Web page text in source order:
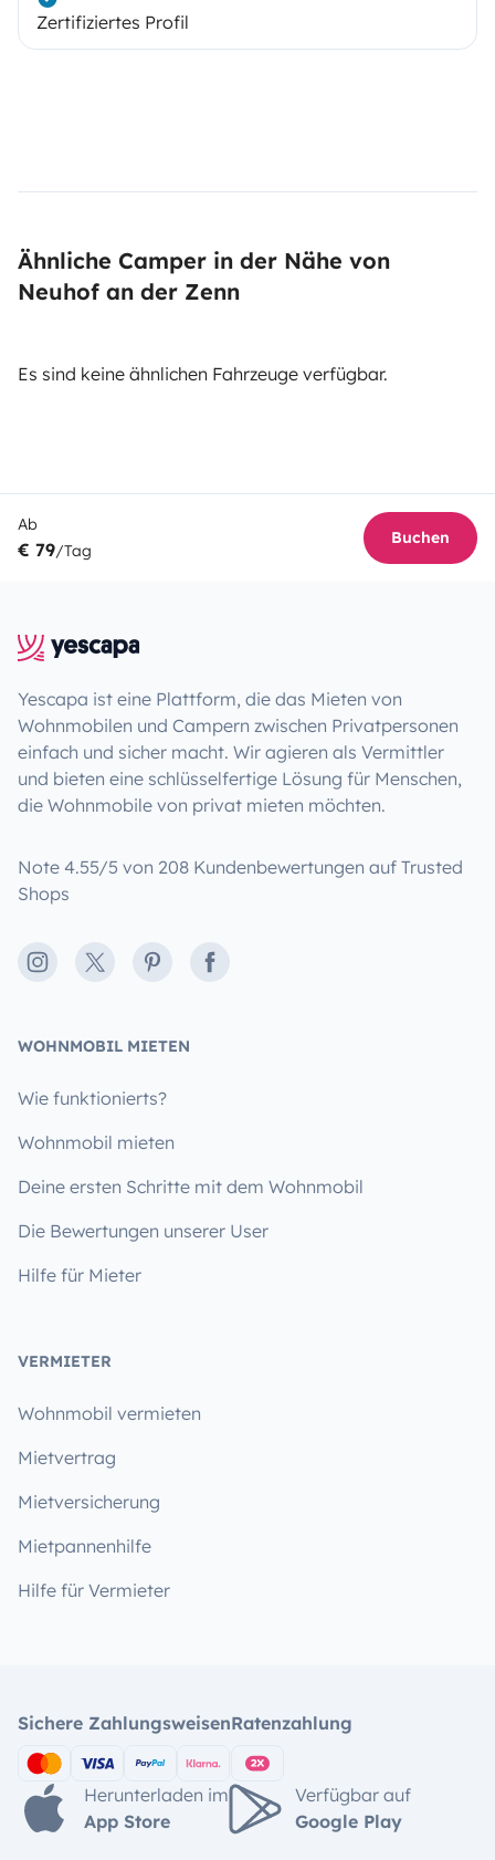
Zertifiziertes Profil
Ähnliche Camper in der Nähe von
Neuhof an der Zenn
Es sind keine ähnlichen Fahrzeuge verfügbar.
Ab
€ 79/Tag
Buchen
Yescapa ist eine Plattform, die das Mieten von
Wohnmobilen und Campern zwischen Privatpersonen
einfach und sicher macht. Wir agieren als Vermittler
und bieten eine schlüsselfertige Lösung für Menschen,
die Wohnmobile von privat mieten möchten.
Note 4.55/5 von 208 Kundenbewertungen auf Trusted
Shops
Instagram
X PinterestFacebook
WOHNMOBIL MIETEN
Wie funktionierts?
Wohnmobil mieten
Deine ersten Schritte mit dem Wohnmobil
Die Bewertungen unserer User
Hilfe für Mieter
VERMIETER
Wohnmobil vermieten
Mietvertrag
Mietversicherung
Mietpannenhilfe
Hilfe für Vermieter
Sichere ZahlungsweisenRatenzahlung
Herunterladen im
App Store
Verfügbar auf
Google Play